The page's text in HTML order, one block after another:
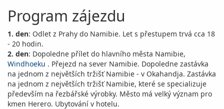
Program zájezdu
1. den: Odlet z Prahy do Namibie. Let s přestupem trvá cca 18
- 20 hodin.
2. den: Dopoledne přílet do hlavního města Namibie,
Windhoeku . Přejezd na sever Namibie. Dopoledne zastávka
na jednom z největších tržišť Namibie - v Okahandja. Zastávka
na jednom z největších tržišť Namibie, které se specializuje
především na řezbářské výrobky. Město má velký význam pro
kmen Herero. Ubytování v hotelu.